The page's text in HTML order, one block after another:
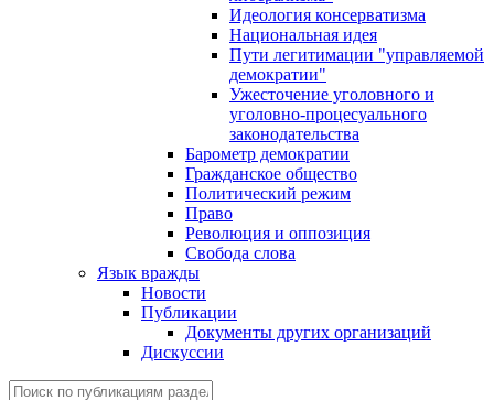
Идеология консерватизма
Национальная идея
Пути легитимации "управляемой
демократии"
Ужесточение уголовного и
уголовно-процесуального
законодательства
Барометр демократии
Гражданское общество
Политический режим
Право
Революция и оппозиция
Свобода слова
Язык вражды
Новости
Публикации
Документы других организаций
Дискуссии